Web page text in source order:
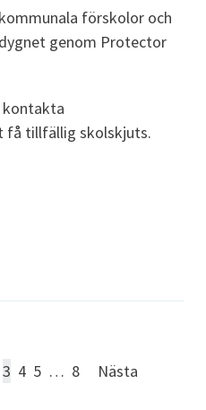
förskolor och
genom Protector
kontakta
få tillfällig skolskjuts.
3 4 5 … 8 Nästa